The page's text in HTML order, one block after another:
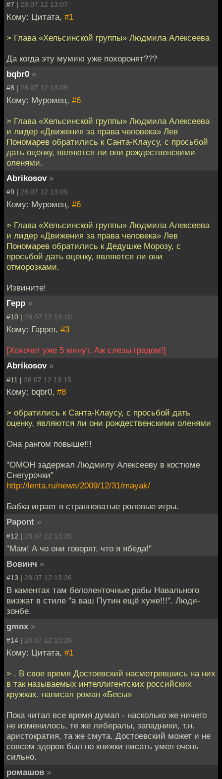
#7 | 28.07.12 13:07
Кому: Цитата, #1
> Глава «Хельсинской группы» Людмила Алексеева
Да когда эту мумию уже похоронят???
bqbr0 »
#8 | 28.07.12 13:09
Кому: Муромец, #6
> Глава «Хельсинской группы» Людмила Алексеева
и лидер «Движения за права человека» Лев
Пономарев обратились к Санта-Клаусу, с просьбой
дать оценку, являются ли они рождественскими
оленями.
Abrikosov »
#9 | 28.07.12 13:09
Кому: Муромец, #6
> Глава «Хельсинской группы» Людмила Алексеева
и лидер «Движения за права человека» Лев
Пономарев обратились к Дедушке Морозу, с
просьбой дать оценку, являются ли они
отморозками.
Извините!
Герр »
#10 | 28.07.12 13:10
Кому: Гаррет, #3
[Хохочет уже 5 минут. Аж слезы градом!]
Abrikosov »
#11 | 28.07.12 13:15
Кому: bqbr0, #8
> обратились к Санта-Клаусу, с просьбой дать
оценку, являются ли они рождественскими оленями
Она рангом повыше!!!
"ОМОН задержал Людмилу Алексееву в костюме
Снегурочки"
http://lenta.ru/news/2009/12/31/mayak/
Бабка играет в странноватые ролевые игры.
Papont »
#12 | 28.07.12 13:26
"Мам! А чо они говорят, что я ябеда!"
Вовинч »
#13 | 28.07.12 13:26
В каментах там белоленточные рабы Навального
визжат в стиле "а ваш Путин ещё хуже!!!". Люди-
зонбе.
gmnx »
#14 | 28.07.12 13:26
Кому: Цитата, #1
> . В свое время Достоевский насмотревшись на них
в так называемых интеллигентских российских
кружках, написал роман «Бесы»
Пока читал все время думал - насколько же ничего
не изменилось, те же либералы, западники, т.н.
аристократия, та же смута. Достоевский может и не
совсем здоров был но книжки писать умел очень
сильно.
ромашов »